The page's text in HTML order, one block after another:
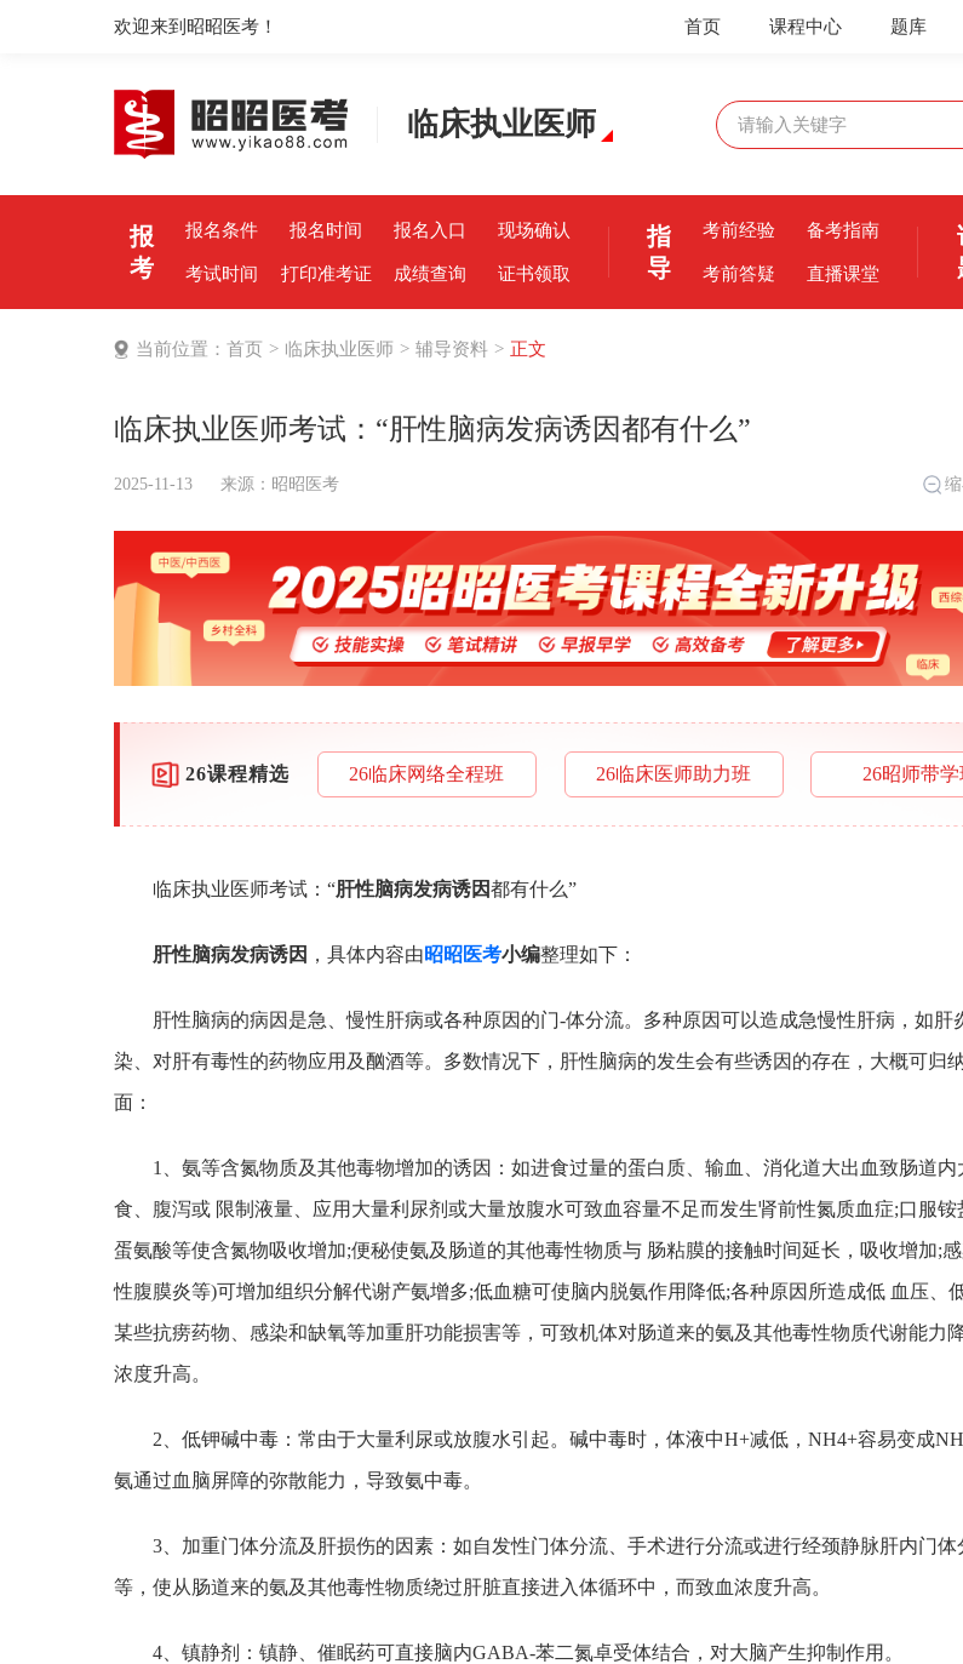
欢迎来到昭昭医考！ 题库
课程中心
首页
临床执业医师
报
考
报名条件 报名时间 报名入口 现场确认
考试时间 打印准考证 成绩查询 证书领取
指
导
考前经验 备考指南
考前答疑 直播课堂
当前位置： 首页 > 临床执业医师 > 辅导资料 > 正文
临床执业医师考试：“肝性脑病发病诱因都有什么”
2025-11-13 来源： 昭昭医考
26课程精选 26临床网络全程班 26临床医师助力班 26昭师带学
临床执业医师考试：“肝性脑病发病诱因都有什么”
肝性脑病发病诱因 ，具体内容由 昭昭医考小编整理如下：
肝性脑病的病因是急、慢性肝病或各种原因的门-体分流。多种原因可以造成急慢性肝病，如肝
染、对肝有毒性的药物应用及酗酒等。多数情况下，肝性脑病的发生会有些诱因的存在，大概可归
面：
1、氨等含氮物质及其他毒物增加的诱因：如进食过量的蛋白质、输血、消化道大出血致肠道内
食、腹泻或 限制液量、应用大量利尿剂或大量放腹水可致血容量不足而发生肾前性氮质血症;口服铵
蛋氨酸等使含氮物吸收增加;便秘使氨及肠道的其他毒性物质与 肠粘膜的接触时间延长，吸收增加;
性腹膜炎等)可增加组织分解代谢产氨增多;低血糖可使脑内脱氨作用降低;各种原因所造成低 血压、
某些抗痨药物、感染和缺氧等加重肝功能损害等，可致机体对肠道来的氨及其他毒性物质代谢能力
浓度升高。
2、低钾碱中毒：常由于大量利尿或放腹水引起。碱中毒时，体液中H+减低，NH4+容易变成
氨通过血脑屏障的弥散能力，导致氨中毒。
3、加重门体分流及肝损伤的因素：如自发性门体分流、手术进行分流或进行经颈静脉肝内门体
等，使从肠道来的氨及其他毒性物质绕过肝脏直接进入体循环中，而致血浓度升高。
4、镇静剂：镇静、催眠药可直接脑内GABA-苯二氮卓受体结合，对大脑产生抑制作用。